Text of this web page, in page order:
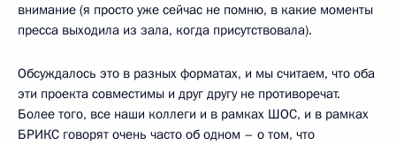
внимание (я просто уже сейчас не помню, в какие моменты
пресса выходила из зала, когда присутствовала).
Обсуждалось это в разных форматах, и мы считаем, что оба
эти проекта совместимы и друг другу не противоречат.
Более того, все наши коллеги и в рамках ШОС, и в рамках
БРИКС говорят очень часто об одном – о том, что